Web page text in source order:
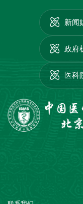
新闻
政府
医科